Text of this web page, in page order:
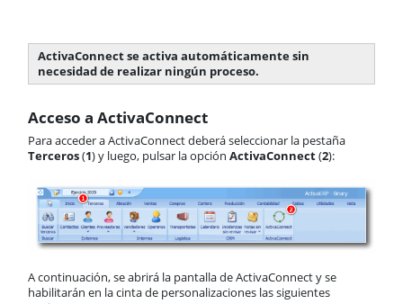
ActivaConnect se activa automáticamente sin
necesidad de realizar ningún proceso.
Acceso a ActivaConnect
Para acceder a ActivaConnect deberá seleccionar la pestaña
Terceros(1) y luego, pulsar la opción ActivaConnect(2):
A continuación, se abrirá la pantalla de ActivaConnect y se
habilitarán en la cinta de personalizaciones las siguientes